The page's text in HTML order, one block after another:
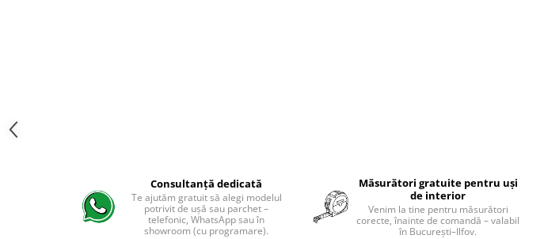
Exquisit 8 mm
Robusto 12 mm
Consultanță dedicată
Te ajutăm gratuit să alegi modelul
potrivit de ușă sau parchet –
telefonic, WhatsApp sau în
showroom (cu programare).
Măsurători gratuite pentru uși
de interior
Venim la tine pentru măsurători
corecte, înainte de comandă – valabil
în București–Ilfov.